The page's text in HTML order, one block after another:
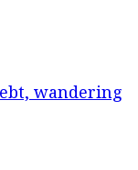
wandering